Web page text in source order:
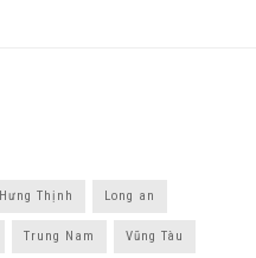
Hưng Thịnh Long an
Trung Nam Vũng Tàu